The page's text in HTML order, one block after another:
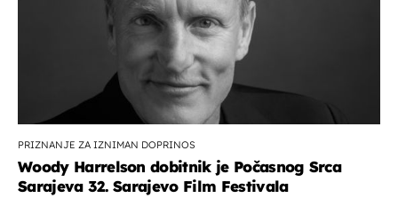
PRIZNANJE ZA IZNIMAN DOPRINOS
Woody Harrelson dobitnik je Počasnog Srca
Sarajeva 32. Sarajevo Film Festivala